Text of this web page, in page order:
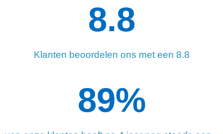
Klanten beoordelen ons met een 8.8
8.8
90%